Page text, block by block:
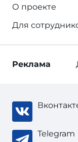
О проекте
Для
Реклама
Telegram